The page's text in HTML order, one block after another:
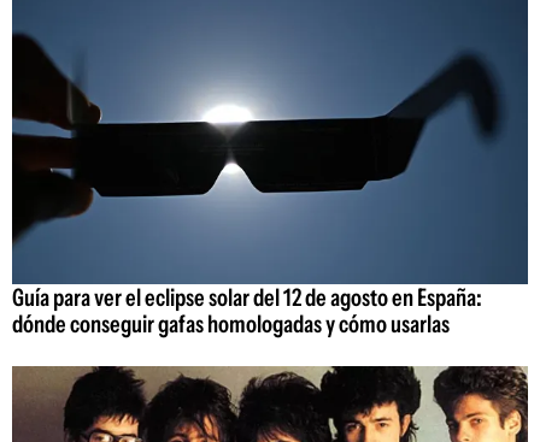
Guía para ver el eclipse solar del 12 de agosto en España:
dónde conseguir gafas homologadas y cómo usarlas